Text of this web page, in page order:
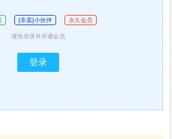
[非卖]小伙伴 永久会员
请先登录并开通会员
登录